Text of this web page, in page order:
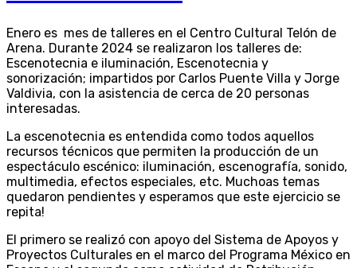
Enero es mes de talleres en el Centro Cultural Telón de
Arena. Durante 2024 se realizaron los talleres de:
Escenotecnia e iluminación, Escenotecnia y
sonorización; impartidos por Carlos Puente Villa y Jorge
Valdivia, con la asistencia de cerca de 20 personas
interesadas.
La escenotecnia es entendida como todos aquellos
recursos técnicos que permiten la producción de un
espectáculo escénico: iluminación, escenografía, sonido,
multimedia, efectos especiales, etc. Muchoas temas
quedaron pendientes y esperamos que este ejercicio se
repita!
El primero se realizó con apoyo del Sistema de Apoyos y
Proyectos Culturales en el marco del Programa México en